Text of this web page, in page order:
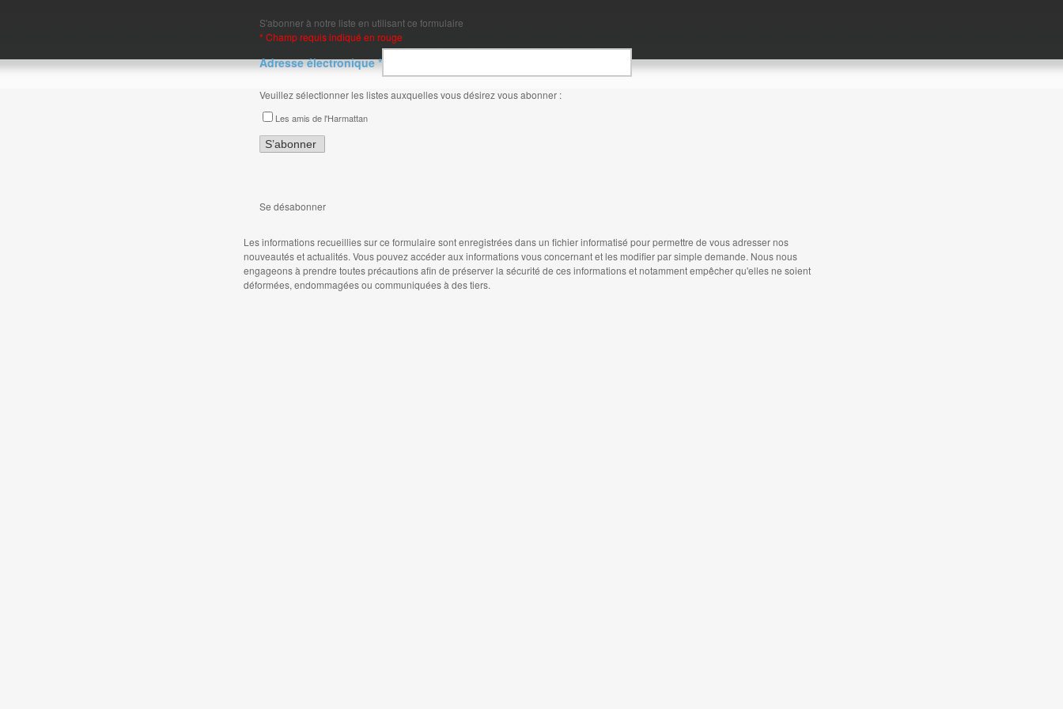
S'abonner à notre liste en utilisant ce formulaire
* Champ requis indiqué en rouge
Adresse électronique *
Veuillez sélectionner les listes auxquelles vous désirez vous abonner :
Les amis de l'Harmattan
Se désabonner
Les informations recueillies sur ce formulaire sont enregistrées dans un fichier informatisé pour permettre de vous adresser nos
nouveautés et actualités. Vous pouvez accéder aux informations vous concernant et les modifier par simple demande. Nous nous
engageons à prendre toutes précautions afin de préserver la sécurité de ces informations et notamment empêcher qu'elles ne soient
déformées, endommagées ou communiquées à des tiers.